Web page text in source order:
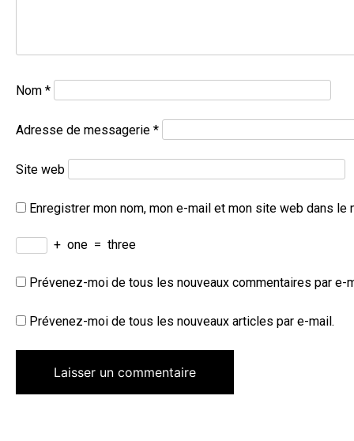
Nom *
Adresse de messagerie *
Site web
Enregistrer mon nom, mon e-mail et mon site web dans le
+ one = three
Prévenez-moi de tous les nouveaux commentaires par e-
Prévenez-moi de tous les nouveaux articles par e-mail.